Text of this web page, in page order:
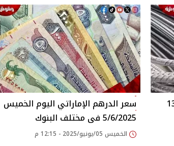
سعر الدرهم الإماراتي اليوم الخميس
5/6/2025 فى مختلف البنوك
الخميس 05/يونيو/2025 - 12:15 م